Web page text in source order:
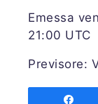
Emessa
21:00 UTC
Previsore: